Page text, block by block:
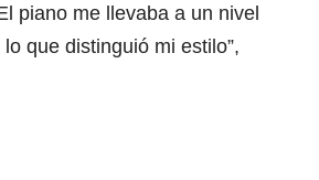
piano me llevaba a un nivel
que distinguió mi estilo”,